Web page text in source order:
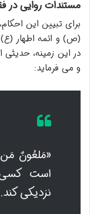
مستندات روایی در
برای تبیین این
(ص) و ائمه اطهار (ع)
در این زمینه،
و می فرماید:
«مَلعُونٌ
است
نزدیکی